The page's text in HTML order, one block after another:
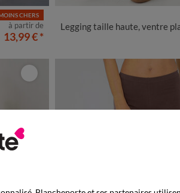
52 54
CHERS
à partir de
13,99 €*
58
Legging taille haute, ventre